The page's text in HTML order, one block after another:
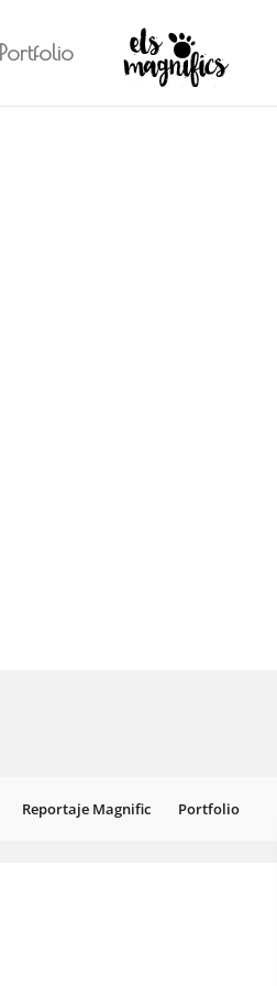
Portfolio
Reportaje Magnific Portfolio